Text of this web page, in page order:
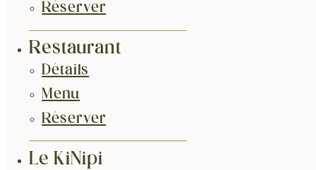
Réserver
Restaurant
Détails
Menu
Réserver
Le KiNipi